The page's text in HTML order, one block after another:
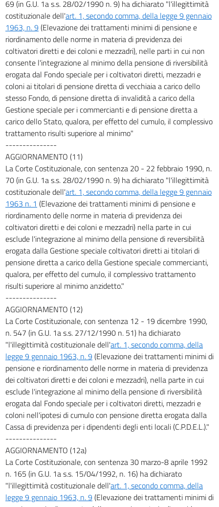
69 (in G.U. 1a s.s. 28/02/1990 n. 9) ha dichiarato "l'illegittimità
costituzionale dell'art. 1, secondo comma, della legge 9 gennaio
1963, n. 9 (Elevazione dei trattamenti minimi di pensione e
riordinamento delle norme in materia di previdenza dei
coltivatori diretti e dei coloni e mezzadri), nelle parti in cui non
consente l'integrazione al minimo della pensione di riversibilità
erogata dal Fondo speciale per i coltivatori diretti, mezzadri e
coloni ai titolari di pensione diretta di vecchiaia a carico dello
stesso Fondo, di pensione diretta di invalidità a carico della
Gestione speciale per i commercianti e di pensione diretta a
carico dello Stato, qualora, per effetto del cumulo, il complessivo
trattamento risulti superiore al minimo"
---------------
AGGIORNAMENTO (11)
La Corte Costituzionale, con sentenza 20 - 22 febbraio 1990, n.
70 (in G.U. 1a s.s. 28/02/1990 n. 9) ha dichiarato "l'illegittimità
costituzionale dell'art. 1, secondo comma, della legge 9 gennaio
1963 n. 1 (Elevazione dei trattamenti minimi di pensione e
riordinamento delle norme in materia di previdenza dei
coltivatori diretti e dei coloni e mezzadri) nella parte in cui
esclude l'integrazione al minimo della pensione di reversibilità
erogata dalla Gestione speciale coltivatori diretti ai titolari di
pensione diretta a carico della Gestione speciale commercianti,
qualora, per effetto del cumulo, il complessivo trattamento
risulti superiore al minimo anzidetto."
---------------
AGGIORNAMENTO (12)
La Corte Costituzionale, con sentenza 12 - 19 dicembre 1990,
n. 547 (in G.U. 1a s.s. 27/12/1990 n. 51) ha dichiarato
"l'illegittimità costituzionale dell'art. 1, secondo comma, della
legge 9 gennaio 1963, n. 9 (Elevazione dei trattamenti minimi di
pensione e riordinamento delle norme in materia di previdenza
dei coltivatori diretti e dei coloni e mezzadri), nella parte in cui
esclude l'integrazione al minimo della pensione di riversibilità
erogata dal Fondo speciale per i coltivatori diretti, mezzadri e
coloni nell'ipotesi di cumulo con pensione diretta erogata dalla
Cassa di previdenza per i dipendenti degli enti locali (C.P.D.E.L.)."
---------------
AGGIORNAMENTO (12a)
La Corte Costituzionale, con sentenza 30 marzo-8 aprile 1992
n. 165 (in G.U. 1a s.s. 15/04/1992, n. 16) ha dichiarato
"l'illegittimità costituzionale dell'art. 1, secondo comma, della
legge 9 gennaio 1963, n. 9 (Elevazione dei trattamenti minimi di